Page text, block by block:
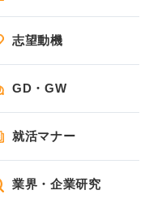
志望動機
GD・GW
就活マナー
業界・企業研究